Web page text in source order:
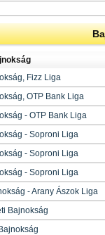
Fizz Liga
OTP Bank Liga
- OTP Bank Liga
- Soproni Liga
- Soproni Liga
- Soproni Liga
- Arany Ászok Liga
Bajnokság